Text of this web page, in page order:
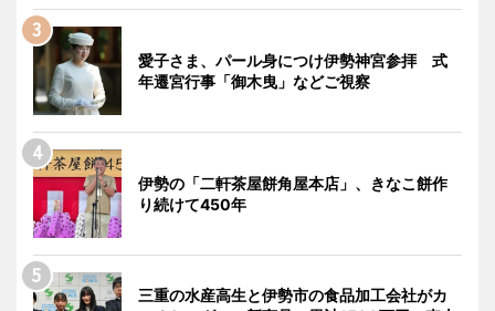
愛子さま、パール身につけ伊勢神宮参拝 式
年遷宮行事「御木曳」などご視察
伊勢の「二軒茶屋餅角屋本店」、きなこ餅作
り続けて450年
三重の水産高生と伊勢市の食品加工会社がカ